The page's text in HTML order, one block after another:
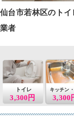
仙台市若林区のト
業者
3,300円
トイレ
3,300
キッチン